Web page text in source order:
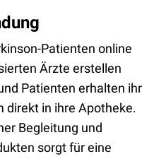
Patienten online
Ärzte erstellen
Patienten erhalten ihr
direkt in ihre Apotheke.
Begleitung und
sorgt für eine